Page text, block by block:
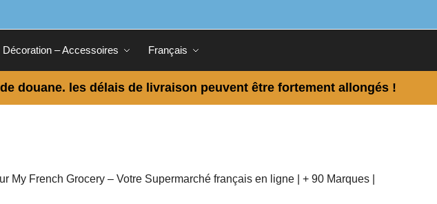
Décoration – Accessoires Français
douane. les délais de livraison peuvent être fortement allongés !
My French Grocery – Votre Supermarché français en ligne | + 90 Marques |